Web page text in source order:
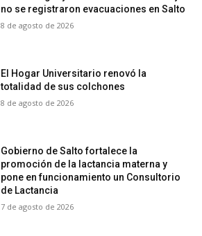
no se registraron evacuaciones en Salto
8 de agosto de 2026
El Hogar Universitario renovó la
totalidad de sus colchones
8 de agosto de 2026
Gobierno de Salto fortalece la
promoción de la lactancia materna y
pone en funcionamiento un Consultorio
de Lactancia
7 de agosto de 2026